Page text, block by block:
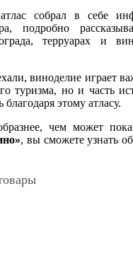
собрал в себе
подробно
терруарах и
виноделие играет
туризма, но и часть
этому атласу.
чем может
, вы сможете узнать